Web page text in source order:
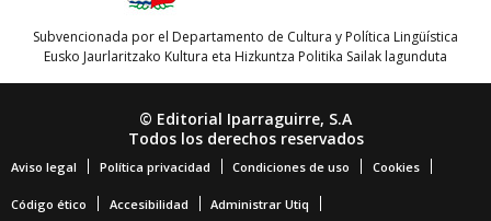
Subvencionada por el Departamento de Cultura y Política Lingüística
Eusko Jaurlaritzako Kultura eta Hizkuntza Politika Sailak lagunduta
© Editorial Iparraguirre, S.A
Todos los derechos reservados
Aviso legal Política privacidad Condiciones de uso Cookies
Código ético Accesibilidad Administrar Utiq